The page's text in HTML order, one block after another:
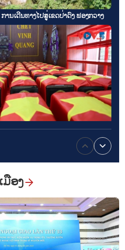
ານເດີນທາງໄປສູ່ເຂດປ່າດົງ ຟອງກວາງ
າກຫົວໃຈຂອງວິວັດການເອີ້ນຊື່ບັນດາຜູ້ຄົນ
ອງ